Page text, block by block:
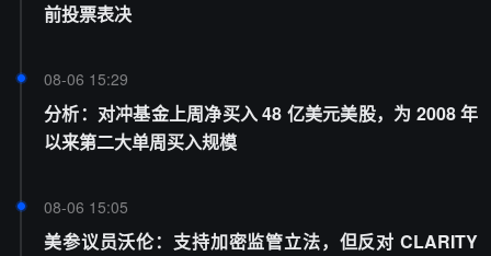
前投票表决
08-06 15:29
分析：对冲基金上周净买入 48 亿美元美股，为 2008 年
以来第二大单周买入规模
08-06 15:05
美参议员沃伦：支持加密监管立法，但反对 CLARITY